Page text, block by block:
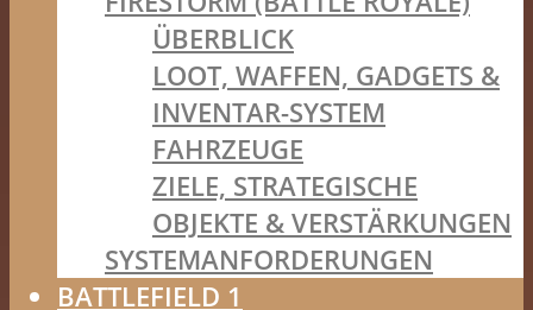
ÜBERBLICK
LOOT, WAFFEN, GADGETS &
INVENTAR-SYSTEM
FAHRZEUGE
ZIELE, STRATEGISCHE
OBJEKTE & VERSTÄRKUNGEN
SYSTEMANFORDERUNGEN
BATTLEFIELD 1